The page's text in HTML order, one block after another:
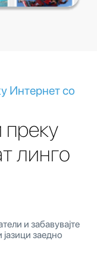
Интернет со
линго
и забавувајте
заедно